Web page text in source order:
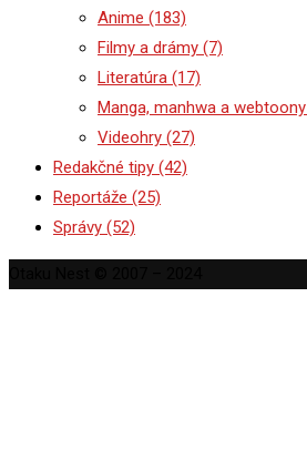
Anime (183)
Filmy a drámy (7)
Literatúra (17)
Manga, manhwa a webtoony
Videohry (27)
Redakčné tipy (42)
Reportáže (25)
Správy (52)